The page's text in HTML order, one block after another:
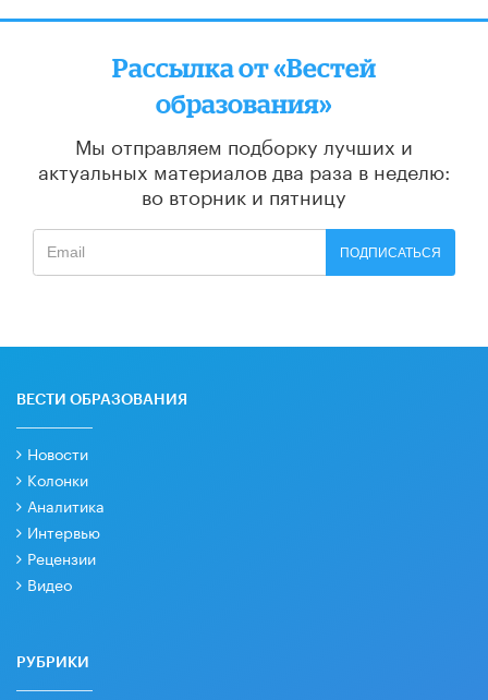
Рассылка от «Вестей
образования»
Мы отправляем подборку лучших и
актуальных материалов два раза в неделю:
во вторник и пятницу
ПОДПИСАТЬСЯ
ВЕСТИ ОБРАЗОВАНИЯ
Новости
Колонки
Аналитика
Интервью
Рецензии
Видео
РУБРИКИ